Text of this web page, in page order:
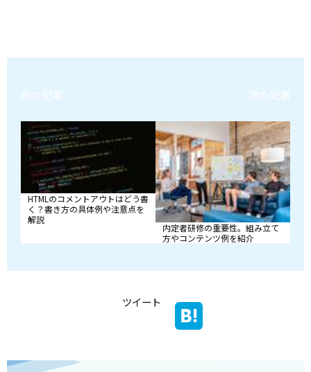
前の記事
HTMLのコメントアウトはどう書
く？書き方の具体例や注意点を
解説
次の記事
内定者研修の重要性。組み立て
方やコンテンツ例を紹介
ツイート